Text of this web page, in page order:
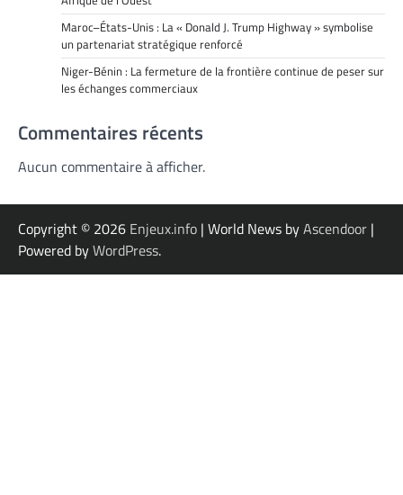
Maroc–États-Unis : La « Donald J. Trump Highway » symbolise
un partenariat stratégique renforcé
Niger-Bénin : La fermeture de la frontière continue de peser sur
les échanges commerciaux
Commentaires récents
Aucun commentaire à afficher.
Copyright © 2026 Enjeux.info | World News byAscendoor |
Powered byWordPress.